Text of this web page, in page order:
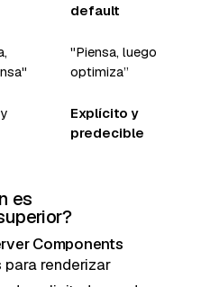
default
"Piensa, luego
optimiza”
Explícito y
predecible
es
Components
para renderizar